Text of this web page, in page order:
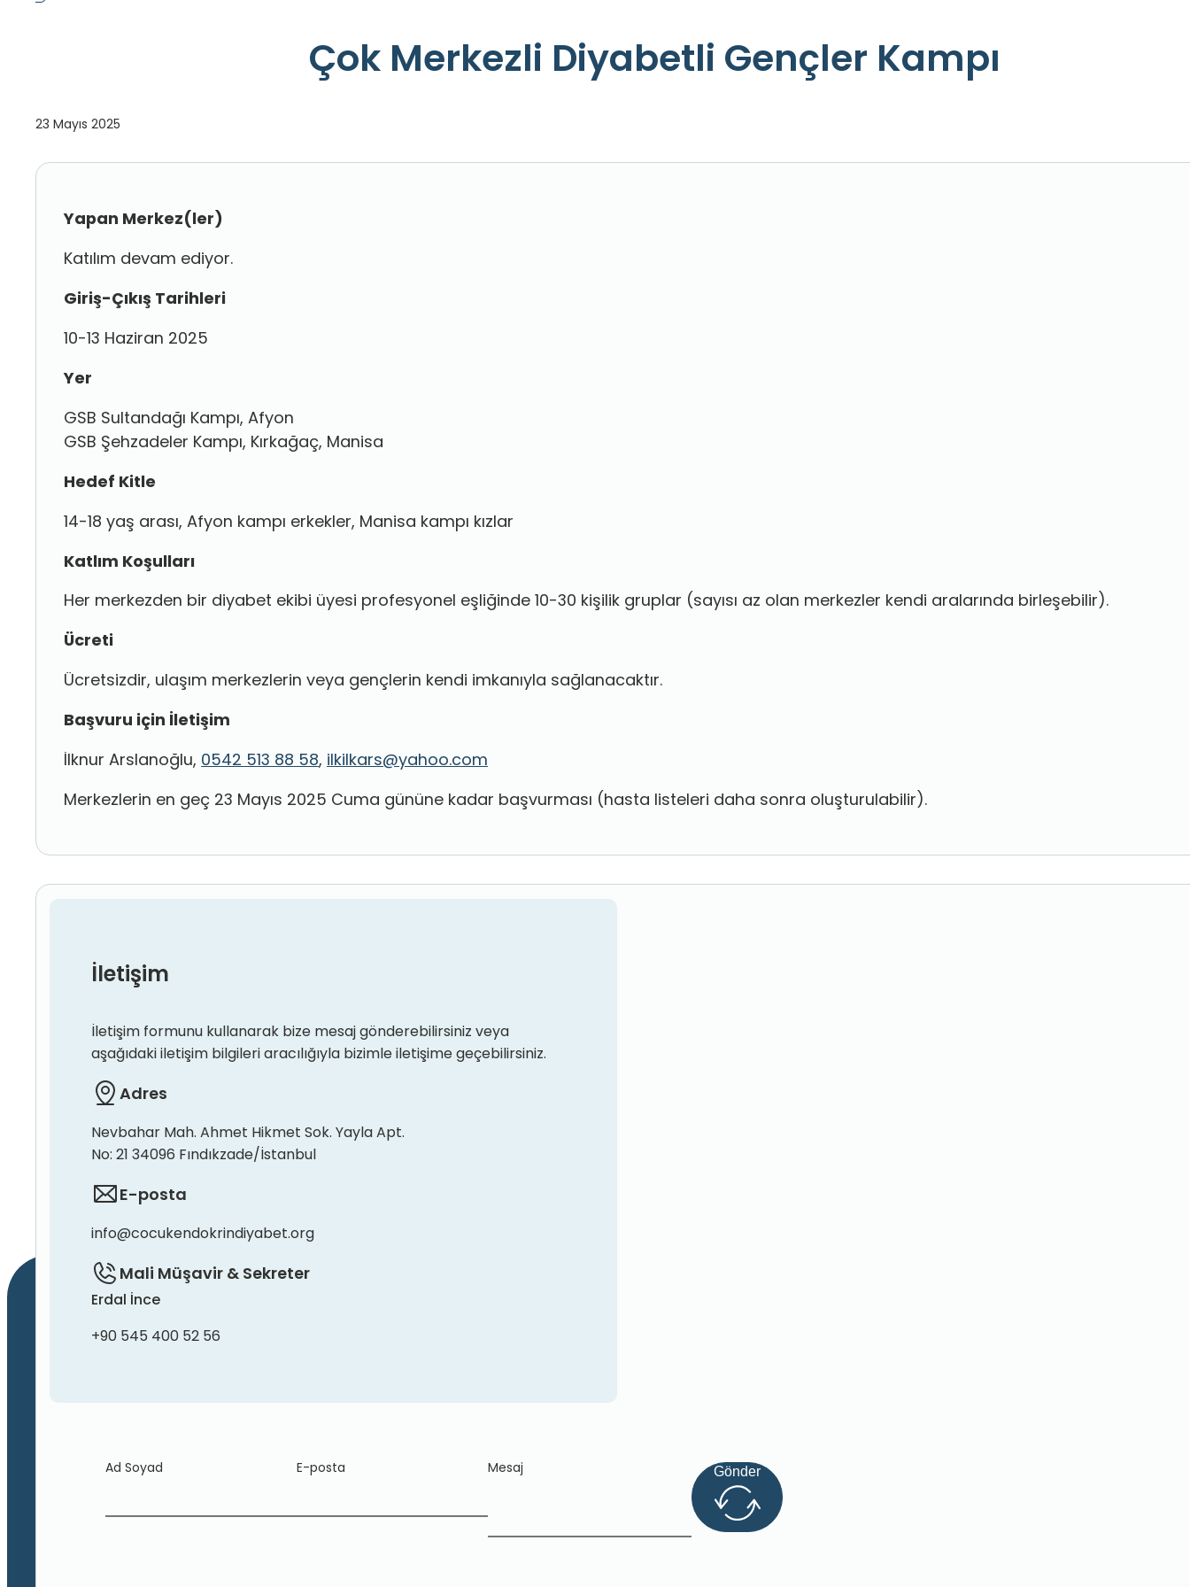
Çok Merkezli Diyabetli Gençler Kampı
23 Mayıs 2025
Yapan Merkez(ler)
Katılım devam ediyor.
Giriş-Çıkış Tarihleri
10-13 Haziran 2025
Yer
GSB Sultandağı Kampı, Afyon
GSB Şehzadeler Kampı, Kırkağaç, Manisa
Hedef Kitle
14-18 yaş arası, Afyon kampı erkekler, Manisa kampı kızlar
Katlım Koşulları
Her merkezden bir diyabet ekibi üyesi profesyonel eşliğinde 10-30 kişilik gruplar (sayısı az olan merkezler kendi aralarında birleşebilir).
Ücreti
Ücretsizdir, ulaşım merkezlerin veya gençlerin kendi imkanıyla sağlanacaktır.
Başvuru için İletişim
İlknur Arslanoğlu, 0542 513 88 58, ilkilkars@yahoo.com
Merkezlerin en geç 23 Mayıs 2025 Cuma gününe kadar başvurması (hasta listeleri daha sonra oluşturulabilir).
İletişim
İletişim formunu kullanarak bize mesaj gönderebilirsiniz veya
aşağıdaki iletişim bilgileri aracılığıyla bizimle iletişime geçebilirsiniz.
Adres
Nevbahar Mah. Ahmet Hikmet Sok. Yayla Apt.
No: 21 34096 Fındıkzade/İstanbul
E-posta
info@cocukendokrindiyabet.org
Mali Müşavir & Sekreter
Erdal İnce
+90 545 400 52 56
Ad Soyad E-posta Mesaj Gönder